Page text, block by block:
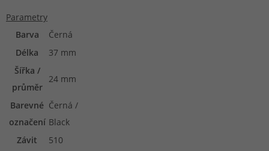
Parametry
Barva
Černá
Délka
37 mm
Šířka /
průměr
24 mm
Barevné
označení
Černá /
Black
Závit
510